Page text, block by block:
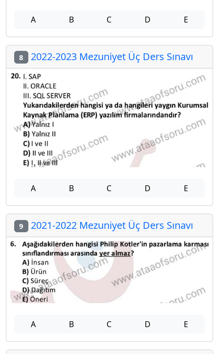
A B C D E
8 2022-2023 Mezuniyet Üç Ders Sınavı
A B C D E
9 2021-2022 Mezuniyet Üç Ders Sınavı
A B C D E